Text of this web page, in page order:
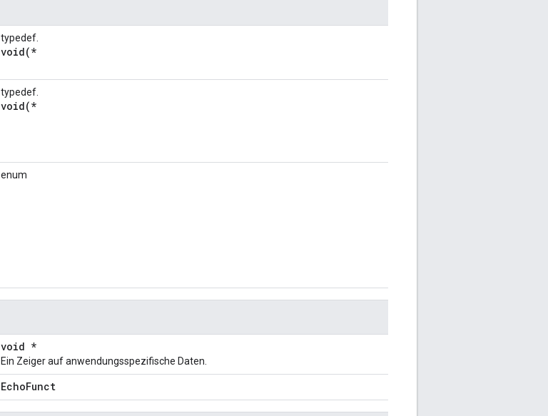
typedef.
void(*
typedef.
void(*
enum
void *
Ein Zeiger auf anwendungsspezifische Daten.
EchoFunct